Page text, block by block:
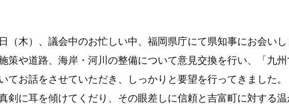
（木）、議会中のお忙しい中、福岡県庁にて県知事にお会いし
策や道路、海岸・河川の整備について意見交換を行い、「九
てお話をさせていただき、しっかりと要望を行ってきました。
剣に耳を傾けてくだり、その眼差しに信頼と吉富町に対する